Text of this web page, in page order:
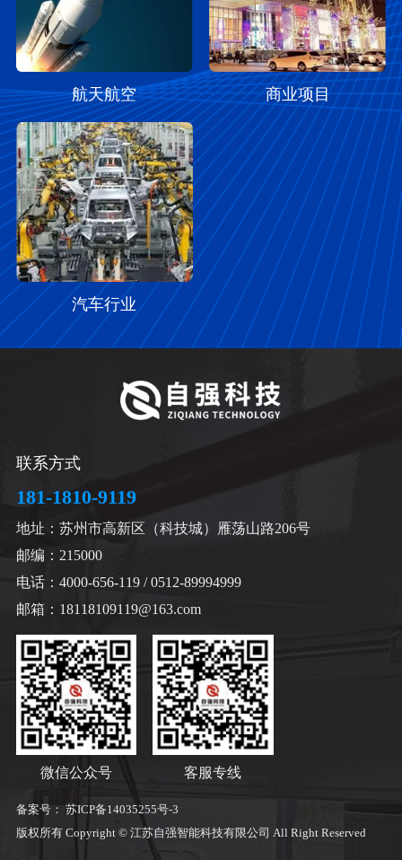
航天航空 商业项目
汽车行业
联系方式
181-1810-9119
地址：苏州市高新区（科技城）雁荡山路206号
邮编：215000
电话：4000-656-119 / 0512-89994999
邮箱：18118109119@163.com
微信公众号 客服专线
备案号： 苏ICP备14035255号-3
版权所有 Copyright © 江苏自强智能科技有限公司 All Right Reserved